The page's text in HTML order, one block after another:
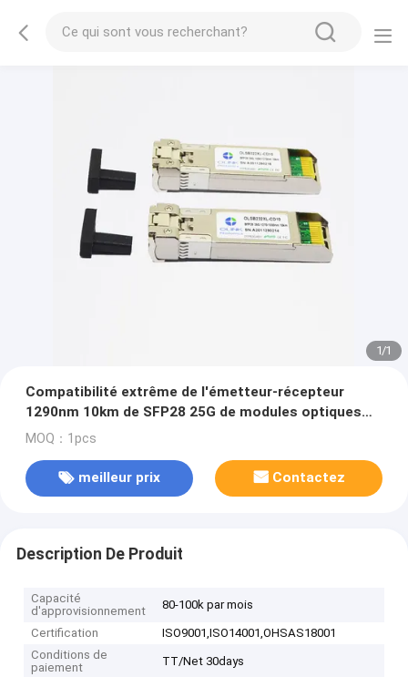
1/1
Compatibilité extrême de l'émetteur-récepteur
1290nm 10km de SFP28 25G de modules optiques
d'optique
MOQ：1pcs
meilleur prix Contactez
Description De Produit
Capacité
d'approvisionnement
80-100k par mois
Certification
ISO9001,ISO14001,OHSAS18001
Conditions de
paiement
TT/Net 30days